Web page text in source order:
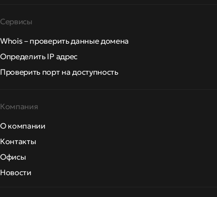
Сервисы
Whois – проверить данные домена
Определить IP адрес
Проверить порт на доступность
Компания
О компании
Контакты
Офисы
Новости